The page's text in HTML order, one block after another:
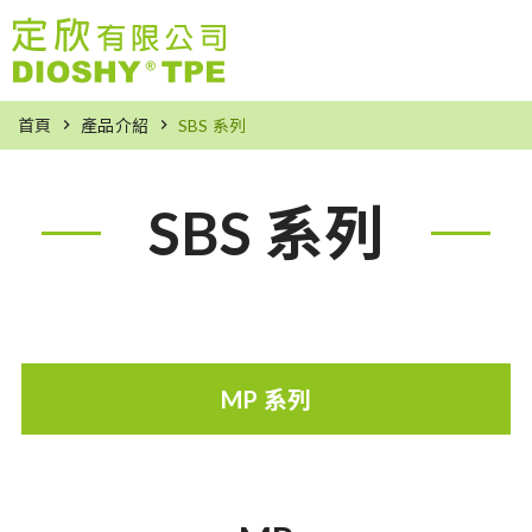
首頁 產品介紹 SBS 系列
SBS 系列
MP 系列